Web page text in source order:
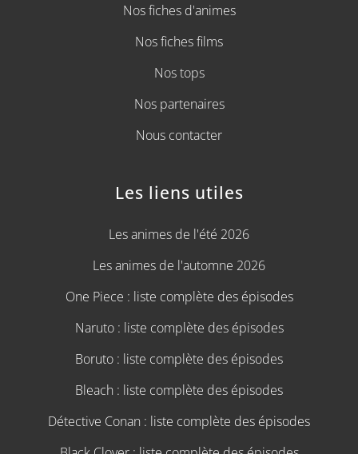
Nos fiches d'animes
Nos fiches films
Nos tops
Nos partenaires
Nous contacter
Les liens utiles
Les animes de l'été 2026
Les animes de l'automne 2026
One Piece : liste complète des épisodes
Naruto : liste complète des épisodes
Boruto : liste complète des épisodes
Bleach : liste complète des épisodes
Détective Conan : liste complète des épisodes